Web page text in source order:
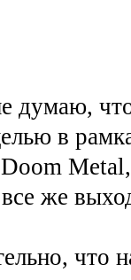
думаю,
в
же
что